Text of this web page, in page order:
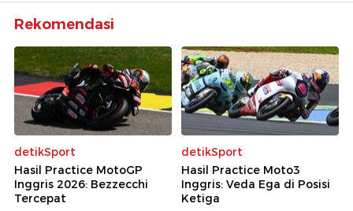
Rekomendasi
detikSport
Hasil Practice MotoGP
Inggris 2026: Bezzecchi
Tercepat
detikSport
Hasil Practice Moto3
Inggris: Veda Ega di Posisi
Ketiga